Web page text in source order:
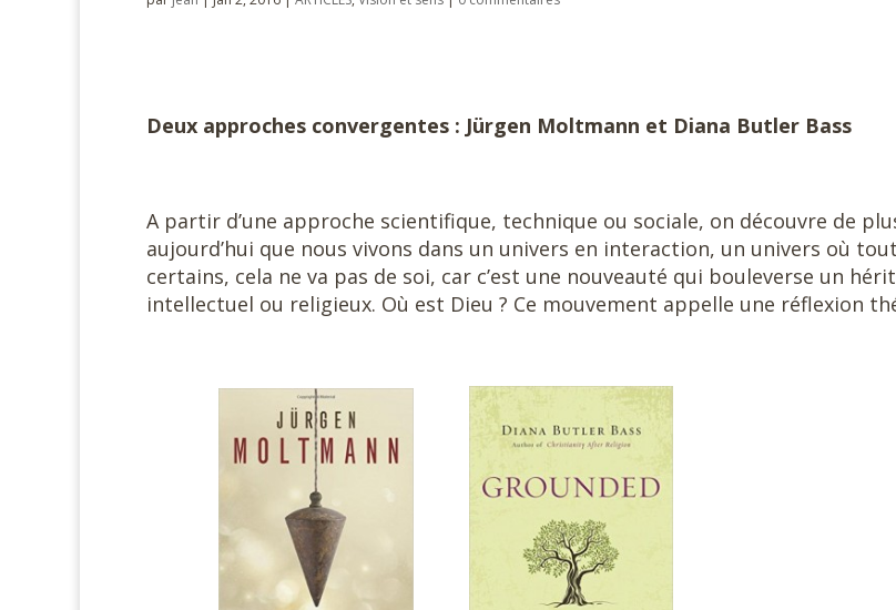
Deux approches convergentes : Jürgen Moltmann et Diana Butler Bass
A partir d’une approche scientifique, technique ou sociale, on découvre de
aujourd’hui que nous vivons dans un univers en interaction, un univers où
certains, cela ne va pas de soi, car c’est une nouveauté qui bouleverse un
intellectuel ou religieux. Où est Dieu ? Ce mouvement appelle une réflexion